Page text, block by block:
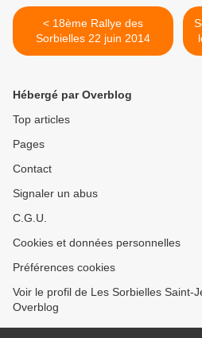
< 18ème Rallye des
Sorbielles 22 juin 2014
Hébergé par Overblog
Top articles
Pages
Contact
Signaler un abus
C.G.U.
Cookies et données personnelles
Préférences cookies
Voir le profil de Les Sorbielles Saint-
Overblog